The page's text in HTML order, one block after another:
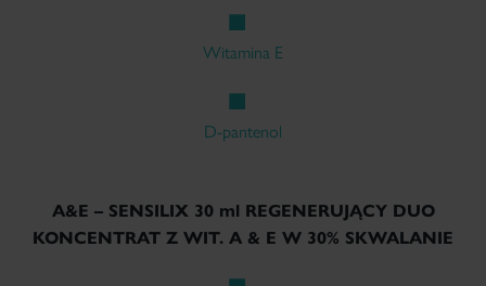
Witamina E
D-pantenol
A&E – SENSILIX 30 ml REGENERUJĄCY DUO
KONCENTRAT Z WIT. A & E W 30% SKWALANIE